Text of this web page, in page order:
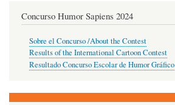
Concurso Humor Sapiens 2024
Sobre el Concurso /About the Contest
Results of the International Cartoon Contest
Resultado Concurso Escolar de Humor Gráfico